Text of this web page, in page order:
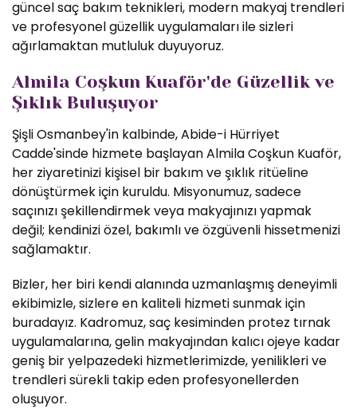
güncel saç bakım teknikleri, modern makyaj trendleri
ve profesyonel güzellik uygulamaları ile sizleri
ağırlamaktan mutluluk duyuyoruz.
Almila Coşkun Kuaför'de Güzellik ve
Şıklık Buluşuyor
Şişli Osmanbey'in kalbinde, Abide-i Hürriyet
Cadde'sinde hizmete başlayan Almila Coşkun Kuaför,
her ziyaretinizi kişisel bir bakım ve şıklık ritüeline
dönüştürmek için kuruldu. Misyonumuz, sadece
saçınızı şekillendirmek veya makyajınızı yapmak
değil; kendinizi özel, bakımlı ve özgüvenli hissetmenizi
sağlamaktır.
Bizler, her biri kendi alanında uzmanlaşmış deneyimli
ekibimizle, sizlere en kaliteli hizmeti sunmak için
buradayız. Kadromuz, saç kesiminden protez tırnak
uygulamalarına, gelin makyajından kalıcı ojeye kadar
geniş bir yelpazedeki hizmetlerimizde, yenilikleri ve
trendleri sürekli takip eden profesyonellerden
oluşuyor.